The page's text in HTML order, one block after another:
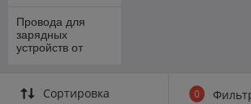
Провода для
зарядных
устройств от
Сортировка 0